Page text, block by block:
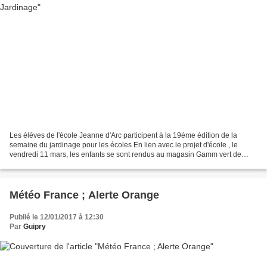
Les élèves de l'école Jeanne d'Arc participent à la 19ème édition de la
semaine du jardinage pour les écoles En lien avec le projet d'école , le
vendredi 11 mars, les enfants se sont rendus au magasin Gamm vert de
Météo France ; Alerte Orange
Publié le 12/01/2017 à 12:30
Par Guipry